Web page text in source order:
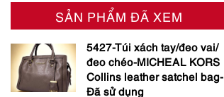
SẢN PHẨM ĐÃ XEM
5427-Túi xách tay/đeo vai/
đeo chéo-MICHEAL KORS
Collins leather satchel bag-
Đã sử dụng